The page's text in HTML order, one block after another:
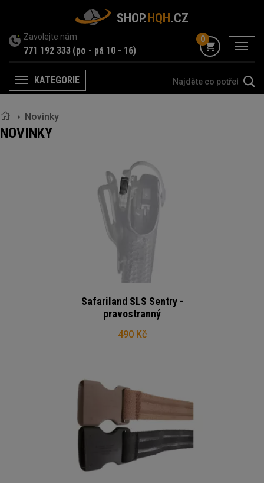
SHOP.HQH.CZ
Zavolejte nám
771 192 333 (po - pá 10 - 16) menu
0
MenuKATEGORIE
Novinky
NOVINKY
Safariland SLS Sentry -
pravostranný
490 Kč